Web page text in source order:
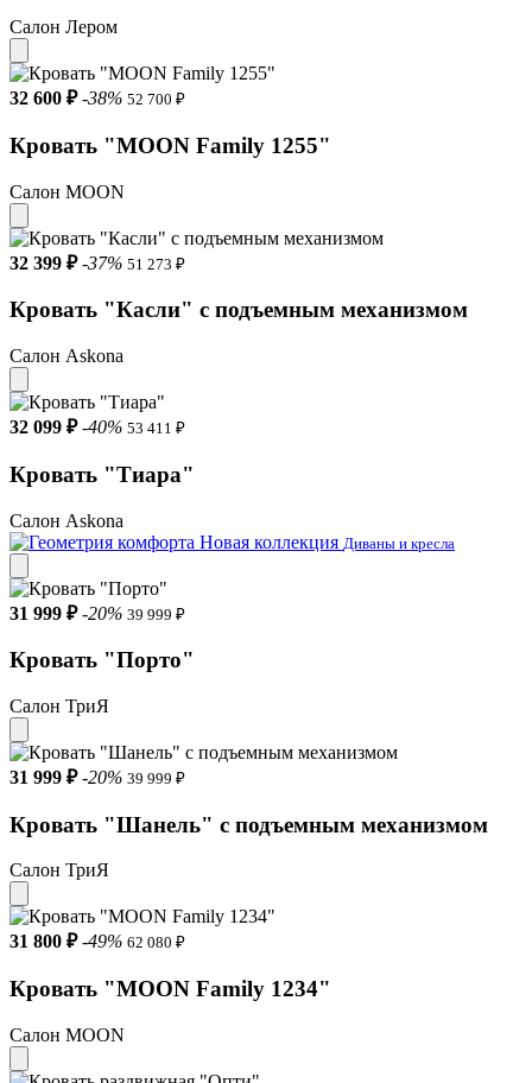
Салон Лером
32 600 ₽ -38% 52 700 ₽
Кровать "MOON Family 1255"
Салон MOON
32 399 ₽ -37% 51 273 ₽
Кровать "Касли" с подъемным механизмом
Салон Askona
32 099 ₽ -40% 53 411 ₽
Кровать "Тиара"
Салон Askona
Новая коллекция Диваны и кресла
31 999 ₽ -20% 39 999 ₽
Кровать "Порто"
Салон ТриЯ
31 999 ₽ -20% 39 999 ₽
Кровать "Шанель" с подъемным механизмом
Салон ТриЯ
31 800 ₽ -49% 62 080 ₽
Кровать "MOON Family 1234"
Салон MOON